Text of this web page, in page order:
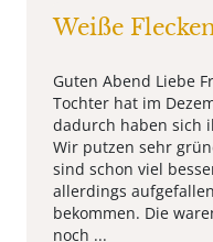
Weiße Flecken
Guten Abend Liebe
Tochter hat im
dadurch haben sich
Wir putzen sehr
sind schon viel
allerdings
bekommen. Die
noch ...